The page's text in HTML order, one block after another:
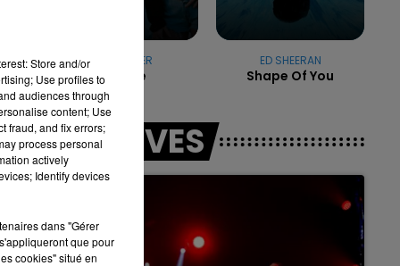
7h00 - 11h00
LA TEAM DE L'ÉTÉ
SLAYYYTER
Dance
ED SHEERAN
Shape Of You
LES LIVES
Store and/or
Use profiles to
audiences through
content; Use
fraud, and fix errors;
process personal
actively
Identify devices
dans "Gérer
que pour
cookies" situé en